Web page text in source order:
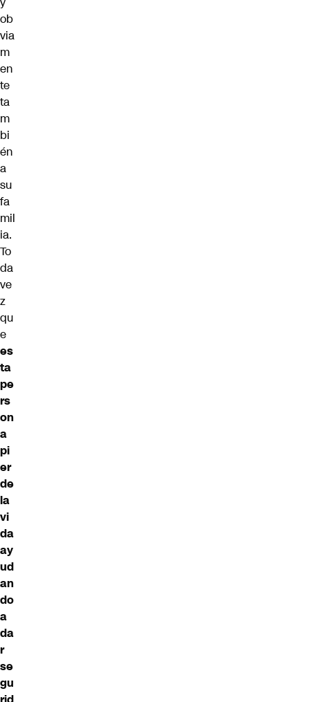
ob
via
m
en
te
ta
m
bi
én
a
su
fa
mil
ia.
To
da
ve
z
qu
e
es
ta
pe
rs
on
a
pi
er
de
la
vi
da
ay
ud
an
do
a
da
r
se
gu